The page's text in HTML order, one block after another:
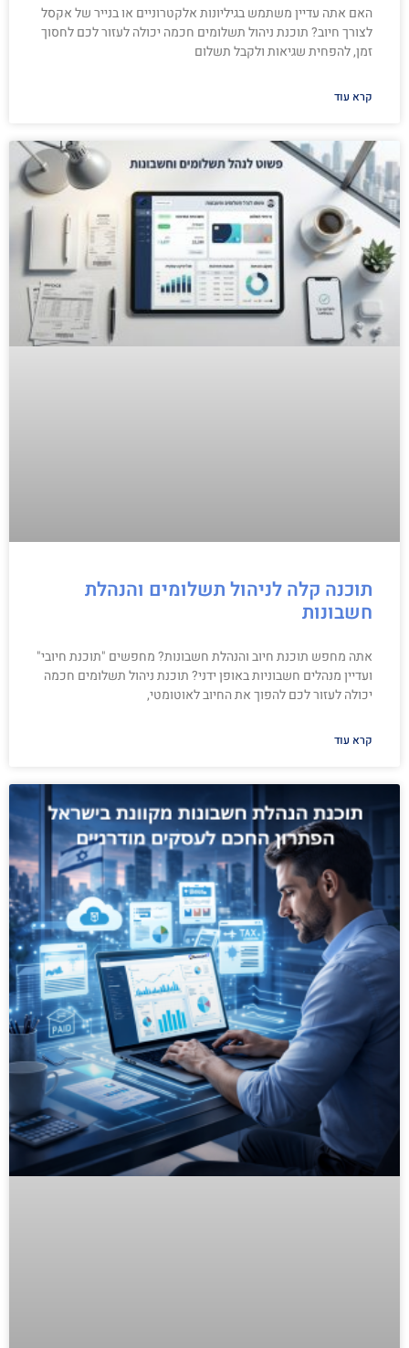
האם אתה עדיין משתמש בגיליונות אלקטרוניים או בנייר של אקסל
לצורך חיוב? תוכנת ניהול תשלומים חכמה יכולה לעזור לכם לחסוך
זמן, להפחית שגיאות ולקבל תשלום
קרא עוד
תוכנה קלה לניהול תשלומים והנהלת
חשבונות
אתה מחפש תוכנת חיוב והנהלת חשבונות? מחפשים "תוכנת חיובי"
ועדיין מנהלים חשבוניות באופן ידני? תוכנת ניהול תשלומים חכמה
יכולה לעזור לכם להפוך את החיוב לאוטומטי,
קרא עוד